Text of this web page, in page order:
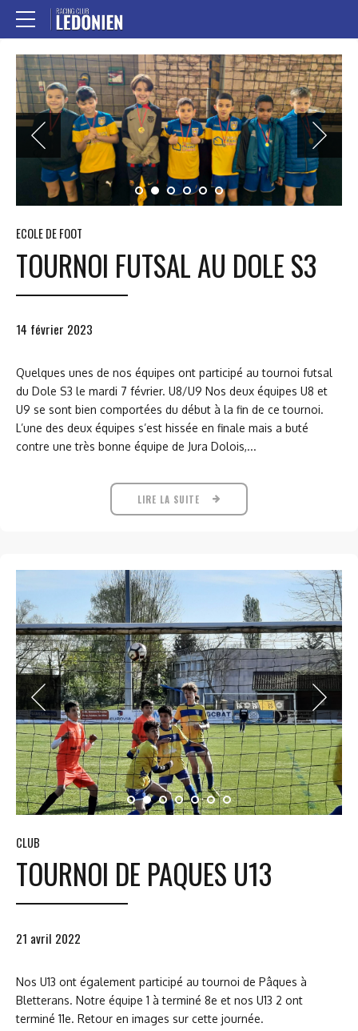
ECOLE DE FOOT
TOURNOI FUTSAL AU DOLE S3
14 février 2023
Quelques unes de nos équipes ont participé au tournoi futsal
du Dole S3 le mardi 7 février. U8/U9 Nos deux équipes U8 et
U9 se sont bien comportées du début à la fin de ce tournoi.
L’une des deux équipes s’est hissée en finale mais a buté
contre une très bonne équipe de Jura Dolois,...
LIRE LA SUITE
CLUB
TOURNOI DE PAQUES U13
21 avril 2022
Nos U13 ont également participé au tournoi de Pâques à
Bletterans. Notre équipe 1 à terminé 8e et nos U13 2 ont
terminé 11e. Retour en images sur cette journée.